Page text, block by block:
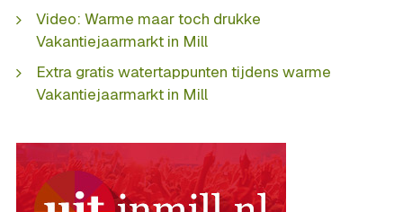
Video: Warme maar toch drukke
Vakantiejaarmarkt in Mill
Extra gratis watertappunten tijdens warme
Vakantiejaarmarkt in Mill